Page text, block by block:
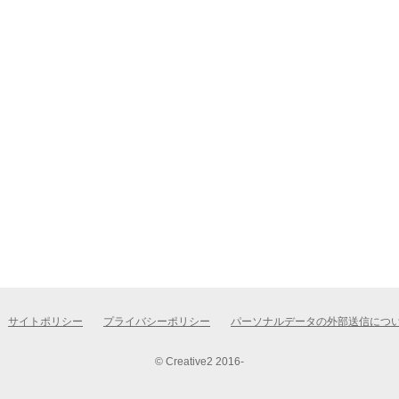
サイトポリシー プライバシーポリシー パーソナルデータの外部送信につ
© Creative2 2016-